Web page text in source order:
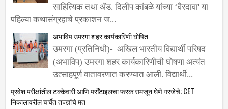
साहित्यिक तथा ॲड. दिलीप कांबळे यांच्या ‌‘वैरदावा' या
पहिल्या कथासंग्रहाचे प्रकाशन ज...
अभाविप उमरगा शहर कार्यकारिणी घोषित
उमरगा (प्रतिनिधी)- अखिल भारतीय विद्यार्थी परिषद
(अभाविप) उमरगा शहर कार्यकारिणीची घोषणा अत्यंत
उत्साहपूर्ण वातावरणात करण्यात आली. विद्यार्थी...
प्रवेश परीक्षांतील टक्केवारी आणि पर्सेंटाइलचा फरक समजून घेणे गरजेचे; CET
निकालावरील चर्चेत तज्ज्ञांचे मत